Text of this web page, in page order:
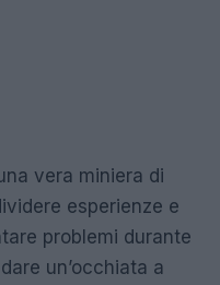
vera miniera di
esperienze e
problemi durante
un’occhiata a